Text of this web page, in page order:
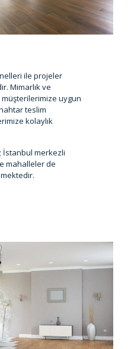
ile projeler
Mimarlık ve
uygun
teslim
kolaylık
İstanbul merkezli
mahalleler de